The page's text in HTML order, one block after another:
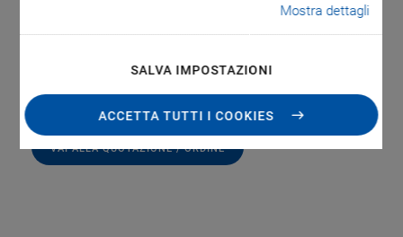
Mostra dettagli
SALVA IMPOSTAZIONI
ACCETTA TUTTI I COOKIES
Sub-D (mechanics) to LEMO (electronics)
Sub-D (mechanics) to Sub-D (electronics)
VAI ALLA QUOTAZIONE / ORDINE